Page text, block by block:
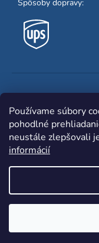
Používame súbory
pohodlné
neustále zlepšovali
informácií
Spôsoby dopravy: